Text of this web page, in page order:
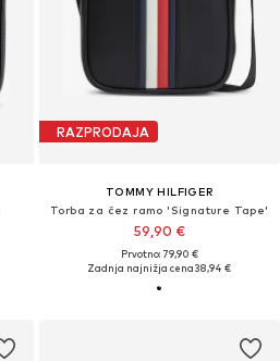
RAZPRODAJA
TOMMY HILFIGER
Torba za čez ramo 'Signature Tape'
59,90 €
Prvotno: 79,90 €
Zadnja najnižja cena38,94 €